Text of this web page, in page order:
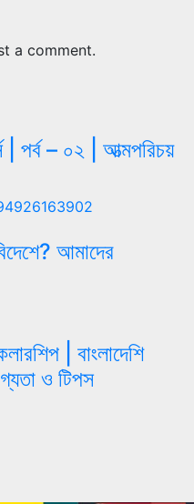
a comment.
পর্ব – ০২ | আত্মপরিচয়
আমাদের
| বাংলাদেশি
ও টিপস